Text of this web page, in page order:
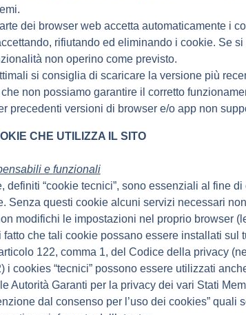
dei browser web accetta automaticamente i
rifiutando ed eliminando i cookie. Se
non operino come previsto.
si consiglia di scaricare la versione più
non possiamo garantire il corretto
precedenti versioni di browser e/o app non
CHE UTILIZZA IL SITO
e funzionali
definiti “cookie tecnici”, sono essenziali al fine
Senza questi cookie alcuni servizi necessari
modifichi le impostazioni nel proprio browser
fatto che tali cookie possano essere installati sul
122, comma 1, del Codice della privacy
i cookies “tecnici” possono essere utilizzati
Autorità Garanti per la privacy dei vari Stati
dal consenso per l’uso dei cookies”